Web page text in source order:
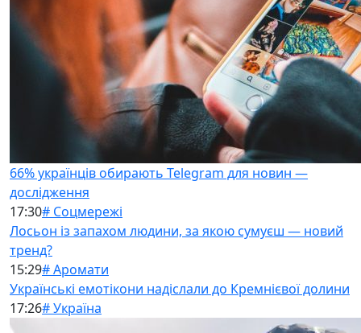
66% українців обирають Telegram для новин —
дослідження
17:30# Соцмережі
Лосьон із запахом людини, за якою сумуєш — новий
тренд?
15:29# Аромати
Українські емотікони надіслали до Кремнієвої долини
17:26# Україна